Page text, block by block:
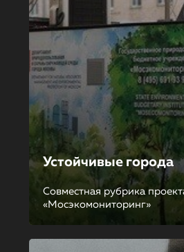
Устойчивые города
Совместная рубрика
«Мосэкомониторинг»